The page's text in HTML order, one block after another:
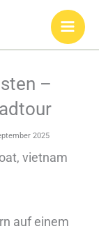
–
2025
auf einem